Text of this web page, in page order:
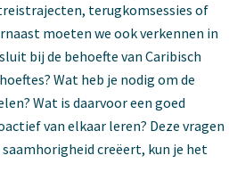
terugkomsessies of
moeten we ook verkennen in
bij de behoefte van Caribisch
Wat heb je nodig om de
Wat is daarvoor een goed
van elkaar leren? Deze vragen
creëert, kun je het